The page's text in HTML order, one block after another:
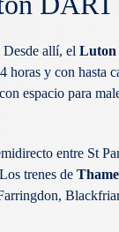
Desde allí, el
horas y con hasta
espacio para
entre St
trenes de